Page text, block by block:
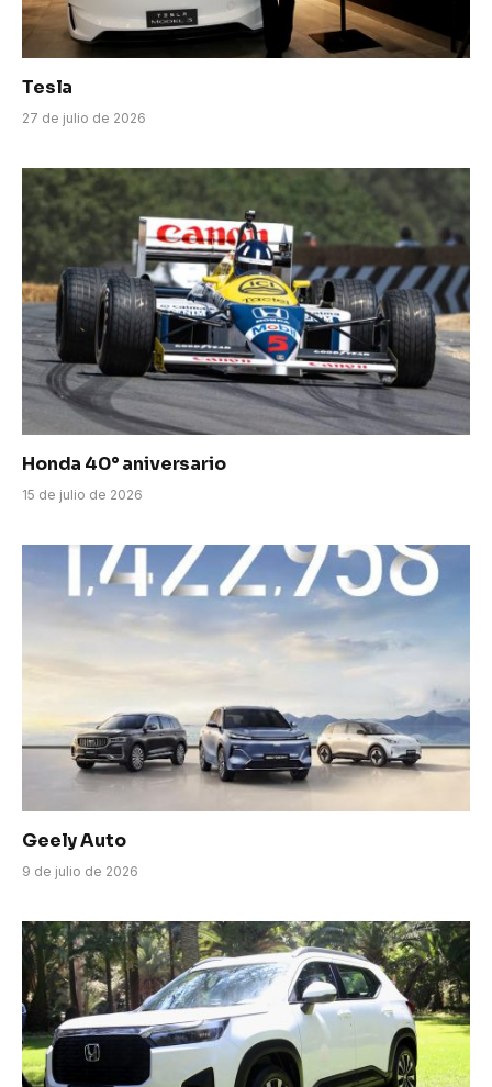
Tesla
27 de julio de 2026
Honda 40° aniversario
15 de julio de 2026
Geely Auto
9 de julio de 2026